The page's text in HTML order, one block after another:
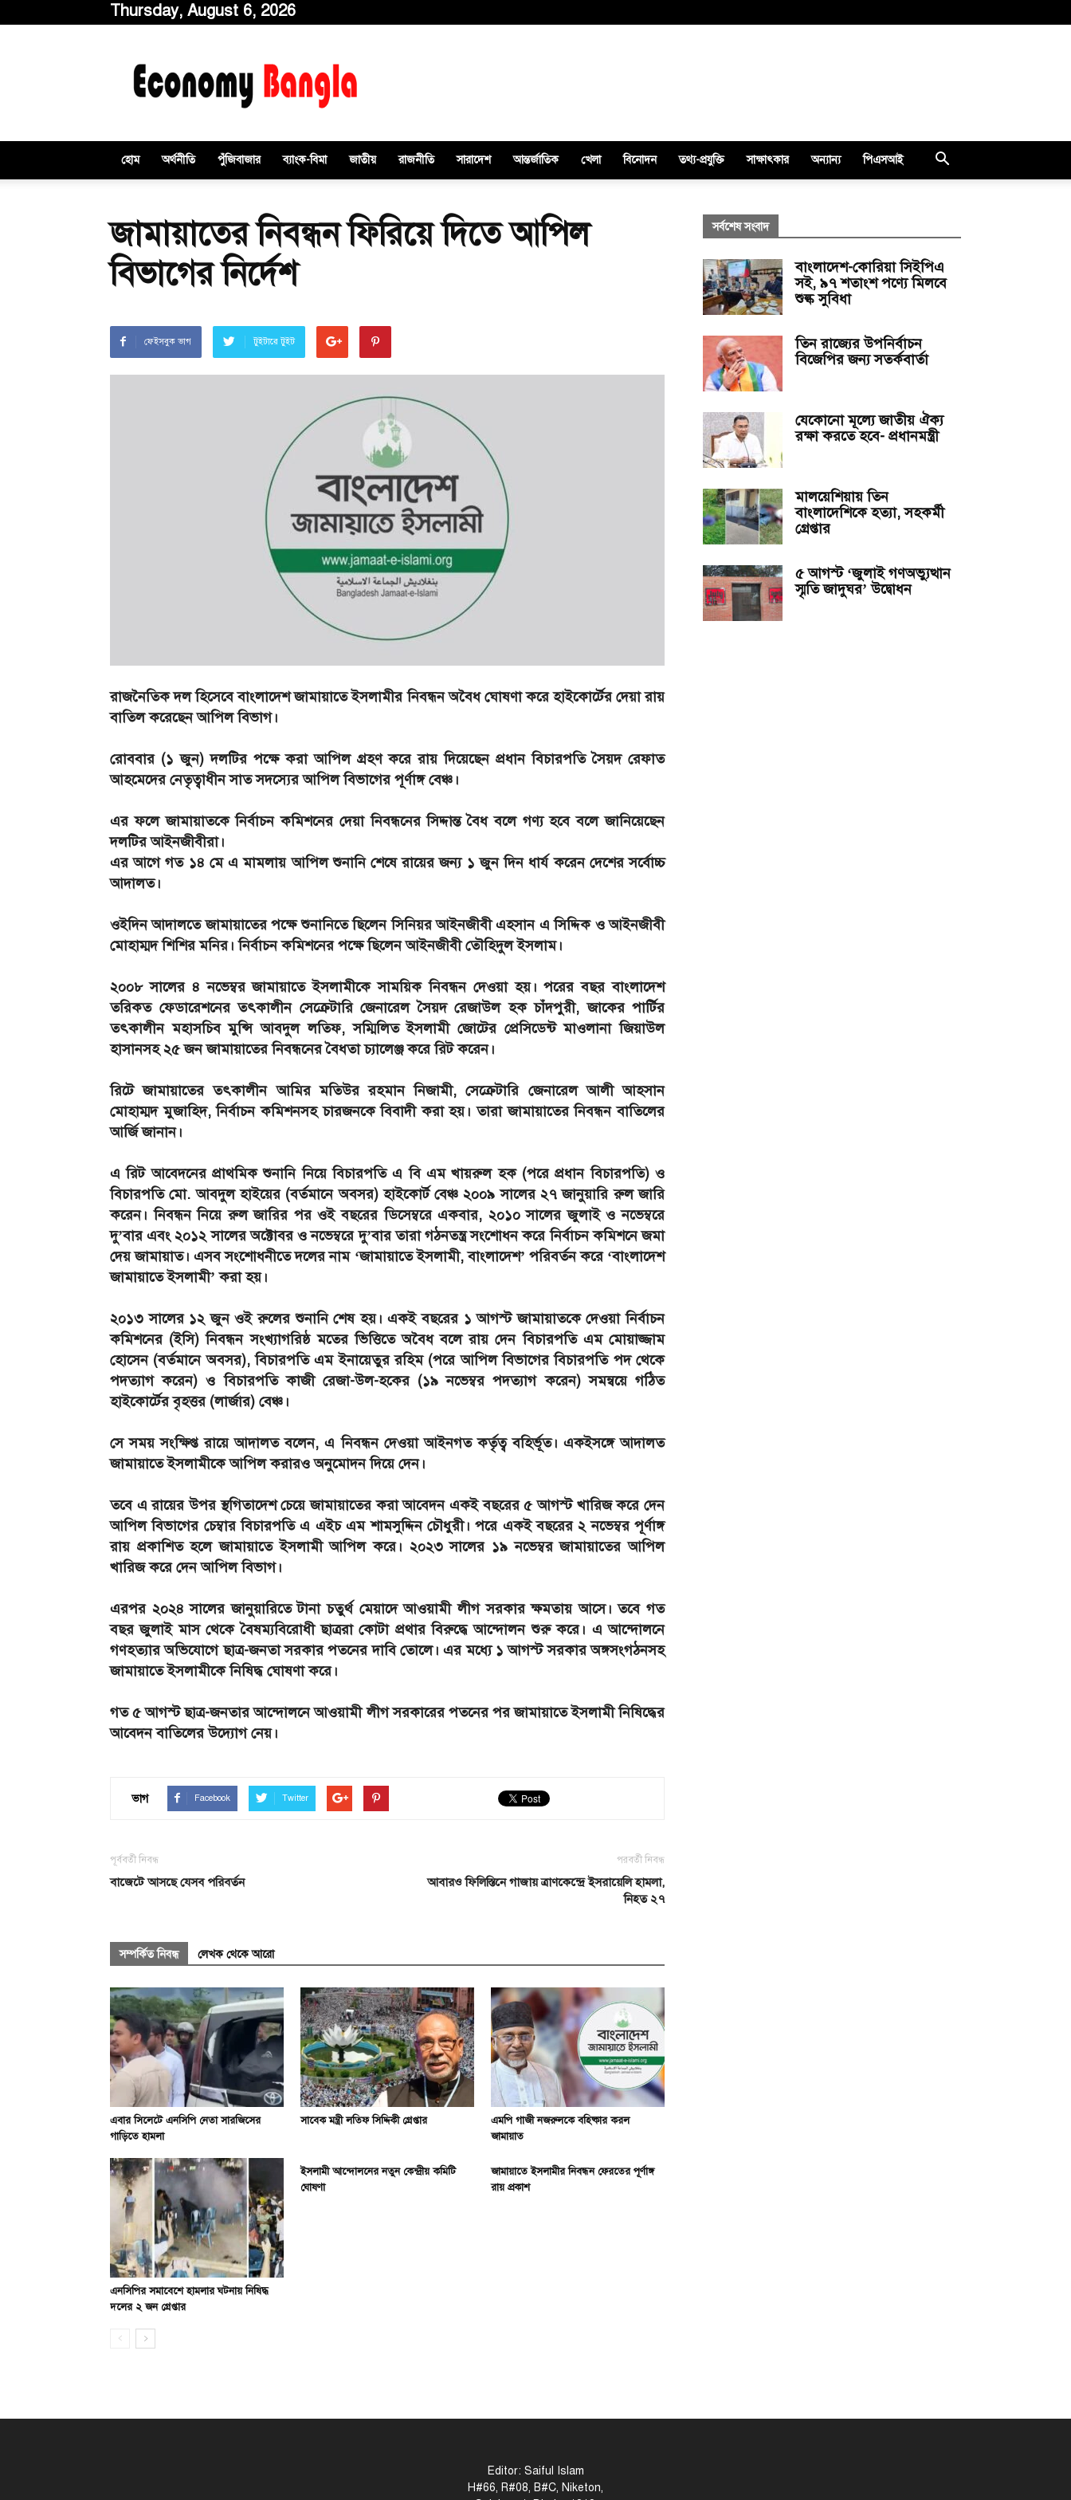
Thursday, August 6, 2026
হোম অর্থনীতি পুঁজিবাজার ব্যাংক-বিমা জাতীয় রাজনীতি সারাদেশ আন্তর্জাতিক খেলা বিনোদন তথ্য-প্রযুক্তি সাক্ষাৎকার অন্যান্য পিএসআই
জামায়াতের নিবন্ধন ফিরিয়ে দিতে আপিল
বিভাগের নির্দেশ
ফেইসবুক ভাগ টুইটারে টুইট
রাজনৈতিক দল হিসেবে বাংলাদেশ জামায়াতে ইসলামীর নিবন্ধন অবৈধ ঘোষণা করে হাইকোর্টের দেয়া রায়
বাতিল করেছেন আপিল বিভাগ।
রোববার (১ জুন) দলটির পক্ষে করা আপিল গ্রহণ করে রায় দিয়েছেন প্রধান বিচারপতি সৈয়দ রেফাত
আহমেদের নেতৃত্বাধীন সাত সদস্যের আপিল বিভাগের পূর্ণাঙ্গ বেঞ্চ।
এর ফলে জামায়াতকে নির্বাচন কমিশনের দেয়া নিবন্ধনের সিদ্দান্ত বৈধ বলে গণ্য হবে বলে জানিয়েছেন
দলটির আইনজীবীরা।
এর আগে গত ১৪ মে এ মামলায় আপিল শুনানি শেষে রায়ের জন্য ১ জুন দিন ধার্য করেন দেশের সর্বোচ্চ
আদালত।
ওইদিন আদালতে জামায়াতের পক্ষে শুনানিতে ছিলেন সিনিয়র আইনজীবী এহসান এ সিদ্দিক ও আইনজীবী
মোহাম্মদ শিশির মনির। নির্বাচন কমিশনের পক্ষে ছিলেন আইনজীবী তৌহিদুল ইসলাম।
২০০৮ সালের ৪ নভেম্বর জামায়াতে ইসলামীকে সাময়িক নিবন্ধন দেওয়া হয়। পরের বছর বাংলাদেশ
তরিকত ফেডারেশনের তৎকালীন সেক্রেটারি জেনারেল সৈয়দ রেজাউল হক চাঁদপুরী, জাকের পার্টির
তৎকালীন মহাসচিব মুন্সি আবদুল লতিফ, সম্মিলিত ইসলামী জোটের প্রেসিডেন্ট মাওলানা জিয়াউল
হাসানসহ ২৫ জন জামায়াতের নিবন্ধনের বৈধতা চ্যালেঞ্জ করে রিট করেন।
রিটে জামায়াতের তৎকালীন আমির মতিউর রহমান নিজামী, সেক্রেটারি জেনারেল আলী আহসান
মোহাম্মদ মুজাহিদ, নির্বাচন কমিশনসহ চারজনকে বিবাদী করা হয়। তারা জামায়াতের নিবন্ধন বাতিলের
আর্জি জানান।
এ রিট আবেদনের প্রাথমিক শুনানি নিয়ে বিচারপতি এ বি এম খায়রুল হক (পরে প্রধান বিচারপতি) ও
বিচারপতি মো. আবদুল হাইয়ের (বর্তমানে অবসর) হাইকোর্ট বেঞ্চ ২০০৯ সালের ২৭ জানুয়ারি রুল জারি
করেন। নিবন্ধন নিয়ে রুল জারির পর ওই বছরের ডিসেম্বরে একবার, ২০১০ সালের জুলাই ও নভেম্বরে
দু’বার এবং ২০১২ সালের অক্টোবর ও নভেম্বরে দু’বার তারা গঠনতন্ত্র সংশোধন করে নির্বাচন কমিশনে জমা
দেয় জামায়াত। এসব সংশোধনীতে দলের নাম ‘জামায়াতে ইসলামী, বাংলাদেশ’ পরিবর্তন করে ‘বাংলাদেশ
জামায়াতে ইসলামী’ করা হয়।
২০১৩ সালের ১২ জুন ওই রুলের শুনানি শেষ হয়। একই বছরের ১ আগস্ট জামায়াতকে দেওয়া নির্বাচন
কমিশনের (ইসি) নিবন্ধন সংখ্যাগরিষ্ঠ মতের ভিত্তিতে অবৈধ বলে রায় দেন বিচারপতি এম মোয়াজ্জাম
হোসেন (বর্তমানে অবসর), বিচারপতি এম ইনায়েতুর রহিম (পরে আপিল বিভাগের বিচারপতি পদ থেকে
পদত্যাগ করেন) ও বিচারপতি কাজী রেজা-উল-হকের (১৯ নভেম্বর পদত্যাগ করেন) সমন্বয়ে গঠিত
হাইকোর্টের বৃহত্তর (লার্জার) বেঞ্চ।
সে সময় সংক্ষিপ্ত রায়ে আদালত বলেন, এ নিবন্ধন দেওয়া আইনগত কর্তৃত্ব বহির্ভূত। একইসঙ্গে আদালত
জামায়াতে ইসলামীকে আপিল করারও অনুমোদন দিয়ে দেন।
তবে এ রায়ের উপর স্থগিতাদেশ চেয়ে জামায়াতের করা আবেদন একই বছরের ৫ আগস্ট খারিজ করে দেন
আপিল বিভাগের চেম্বার বিচারপতি এ এইচ এম শামসুদ্দিন চৌধুরী। পরে একই বছরের ২ নভেম্বর পূর্ণাঙ্গ
রায় প্রকাশিত হলে জামায়াতে ইসলামী আপিল করে। ২০২৩ সালের ১৯ নভেম্বর জামায়াতের আপিল
খারিজ করে দেন আপিল বিভাগ।
এরপর ২০২৪ সালের জানুয়ারিতে টানা চতুর্থ মেয়াদে আওয়ামী লীগ সরকার ক্ষমতায় আসে। তবে গত
বছর জুলাই মাস থেকে বৈষম্যবিরোধী ছাত্ররা কোটা প্রথার বিরুদ্ধে আন্দোলন শুরু করে। এ আন্দোলনে
গণহত্যার অভিযোগে ছাত্র-জনতা সরকার পতনের দাবি তোলে। এর মধ্যে ১ আগস্ট সরকার অঙ্গসংগঠনসহ
জামায়াতে ইসলামীকে নিষিদ্ধ ঘোষণা করে।
গত ৫ আগস্ট ছাত্র-জনতার আন্দোলনে আওয়ামী লীগ সরকারের পতনের পর জামায়াতে ইসলামী নিষিদ্ধের
আবেদন বাতিলের উদ্যোগ নেয়।
ভাগ Facebook Twitter
পূর্ববর্তী নিবন্ধ
বাজেটে আসছে যেসব পরিবর্তন
পরবর্তী নিবন্ধ
আবারও ফিলিস্তিনে গাজায় ত্রাণকেন্দ্রে ইসরায়েলি হামলা,
নিহত ২৭
সম্পর্কিত নিবন্ধ লেখক থেকে আরো
এবার সিলেটে এনসিপি নেতা সারজিসের
গাড়িতে হামলা
সাবেক মন্ত্রী লতিফ সিদ্দিকী গ্রেপ্তার
এমপি গাজী নজরুলকে বহিষ্কার করল
জামায়াত
এনসিপির সমাবেশে হামলার ঘটনায় নিষিদ্ধ
দলের ২ জন গ্রেপ্তার
ইসলামী আন্দোলনের নতুন কেন্দ্রীয় কমিটি
ঘোষণা
জামায়াতে ইসলামীর নিবন্ধন ফেরতের পূর্ণাঙ্গ
রায় প্রকাশ
সর্বশেষ সংবাদ
বাংলাদেশ-কোরিয়া সিইপিএ
সই, ৯৭ শতাংশ পণ্যে মিলবে
শুল্ক সুবিধা
তিন রাজ্যের উপনির্বাচন
বিজেপির জন্য সতর্কবার্তা
যেকোনো মূল্যে জাতীয় ঐক্য
রক্ষা করতে হবে- প্রধানমন্ত্রী
মালয়েশিয়ায় তিন
বাংলাদেশিকে হত্যা, সহকর্মী
গ্রেপ্তার
৫ আগস্ট ‘জুলাই গণঅভ্যুত্থান
স্মৃতি জাদুঘর’ উদ্বোধন
Editor: Saiful Islam
H#66, R#08, B#C, Niketon,